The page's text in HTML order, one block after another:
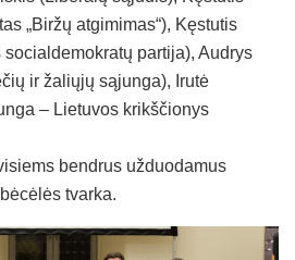
„Biržų atgimimas“), Kęstutis
partija), Audrys
ir žaliųjų sąjunga), Irutė
– Lietuvos krikščionys
bendrus užduodamus
tvarka.